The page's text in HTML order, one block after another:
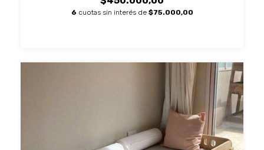
6 cuotas sin interés de $75.000,00